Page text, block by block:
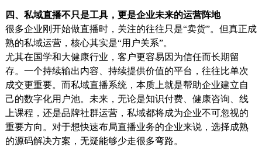
四、私域直播不只是工具，更是企业未来的运营阵地
很多企业刚开始做直播时，关注的往往只是“卖货”。但真正成
熟的私域运营，核心其实是“用户关系”。
尤其在国学和大健康行业，客户更容易因为信任而长期留
存。一个持续输出内容、持续提供价值的平台，往往比单次
成交更重要。而私域直播系统，本质上就是帮助企业建立自
己的数字化用户池。未来，无论是知识付费、健康咨询、线
上课程，还是品牌社群运营，私域都将成为企业不可忽视的
重要方向。对于想快速布局直播业务的企业来说，选择成熟
的源码解决方案，无疑能够少走很多弯路。